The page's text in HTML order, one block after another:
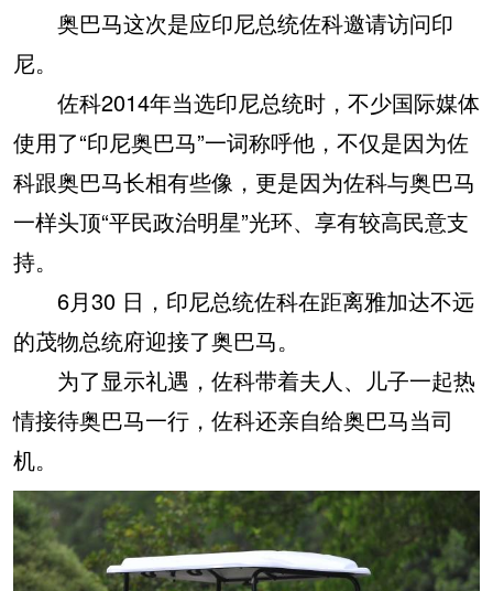
奥巴马这次是应印尼总统佐科邀请访问印
尼。
佐科2014年当选印尼总统时，不少国际媒体
使用了“印尼奥巴马”一词称呼他，不仅是因为佐
科跟奥巴马长相有些像，更是因为佐科与奥巴马
一样头顶“平民政治明星”光环、享有较高民意支
持。
6月30 日，印尼总统佐科在距离雅加达不远
的茂物总统府迎接了奥巴马。
为了显示礼遇，佐科带着夫人、儿子一起热
情接待奥巴马一行，佐科还亲自给奥巴马当司
机。